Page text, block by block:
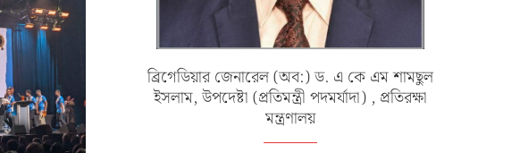
ব্রিগেডিয়ার জেনারেল (অব:) ড. এ কে এম শামছুল
ইসলাম, উপদেষ্টা (প্রতিমন্ত্রী পদমর্যাদা) , প্রতিরক্ষা
মন্ত্রণালয়